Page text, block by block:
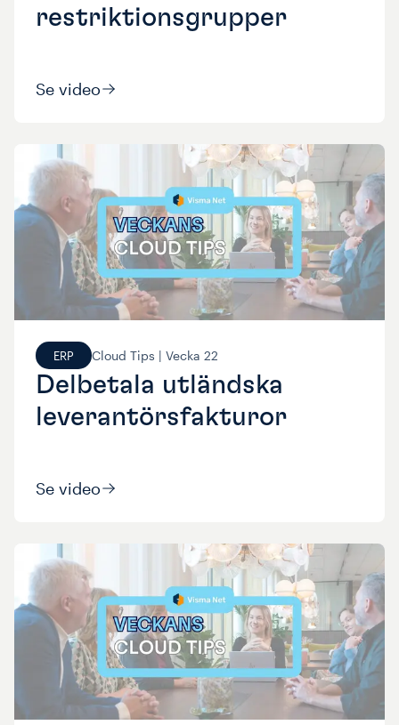
restriktionsgrupper
Se video
ERP Cloud Tips | Vecka 22
Delbetala utländska
leverantörsfakturor
Se video